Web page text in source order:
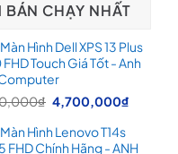
BÁN CHẠY NHẤT
Hình Dell XPS 13 Plus
Touch Giá Tốt - Anh
₫ Giá
là:
4,700,000₫
Hình Lenovo T14s
FHD Chính Hãng - ANH